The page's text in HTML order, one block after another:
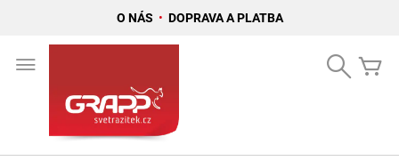
O NÁS • DOPRAVA A PLATBA
Search